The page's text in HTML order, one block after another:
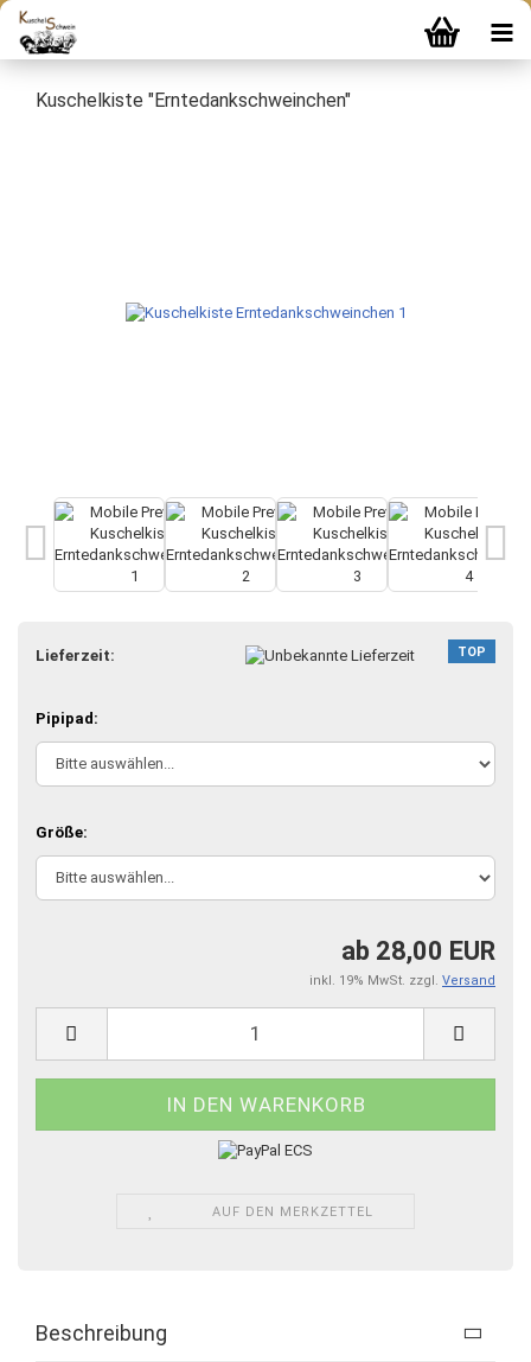
Kuschelkiste "Erntedankschweinchen"
TOP
Lieferzeit:
Pipipad:
Größe:
ab 28,00 EUR
inkl. 19% MwSt. zzgl. Versand
AUF DEN MERKZETTEL
Beschreibung